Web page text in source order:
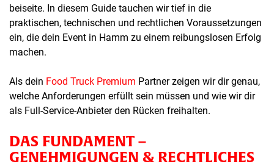
beiseite. In diesem Guide tauchen wir tief in die
praktischen, technischen und rechtlichen Voraussetzungen
ein, die dein Event in Hamm zu einem reibungslosen Erfolg
machen.
Als dein Food Truck Premium Partner zeigen wir dir genau,
welche Anforderungen erfüllt sein müssen und wie wir dir
als Full-Service-Anbieter den Rücken freihalten.
DAS FUNDAMENT –
GENEHMIGUNGEN & RECHTLICHES